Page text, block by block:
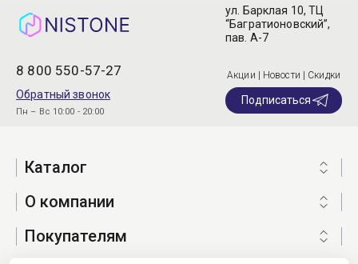
8 800 550-57-27
Обратный звонок
Пн – Вс 10:00 - 20:00
ул. Барклая 10, ТЦ
“Багратионовский”,
пав. А-7
Акции | Новости | Скидки
Подписаться
Каталог
О компании
Покупателям